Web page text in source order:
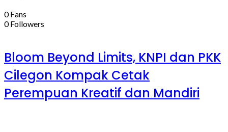
0 Fans
0 Followers
Bloom Beyond Limits, KNPI dan PKK
Cilegon Kompak Cetak
Perempuan Kreatif dan Mandiri